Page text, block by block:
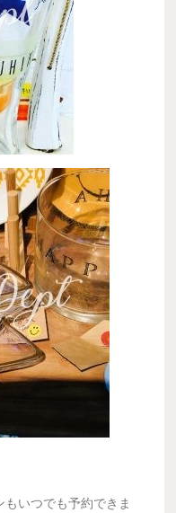
いつでも予約できま